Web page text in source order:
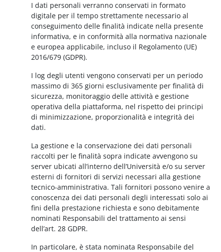
I dati personali verranno conservati in formato
digitale per il tempo strettamente necessario al
conseguimento delle finalità indicate nella presente
informativa, e in conformità alla normativa nazionale
e europea applicabile, incluso il Regolamento (UE)
2016/679 (GDPR).
I log degli utenti vengono conservati per un periodo
massimo di 365 giorni esclusivamente per finalità di
sicurezza, monitoraggio delle attività e gestione
operativa della piattaforma, nel rispetto dei principi
di minimizzazione, proporzionalità e integrità dei
dati.
La gestione e la conservazione dei dati personali
raccolti per le finalità sopra indicate avvengono su
server ubicati all’interno dell’Università e/o su server
esterni di fornitori di servizi necessari alla gestione
tecnico-amministrativa. Tali fornitori possono venire a
conoscenza dei dati personali degli interessati solo ai
fini della prestazione richiesta e sono debitamente
nominati Responsabili del trattamento ai sensi
dell’art. 28 GDPR.
In particolare, è stata nominata Responsabile del